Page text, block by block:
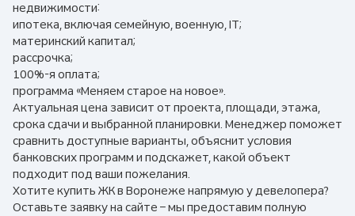
недвижимости:
ипотека, включая семейную, военную, IT;
материнский капитал;
рассрочка;
100%-я оплата;
программа «Меняем старое на новое».
Актуальная цена зависит от проекта, площади, этажа,
срока сдачи и выбранной планировки. Менеджер поможет
сравнить доступные варианты, объяснит условия
банковских программ и подскажет, какой объект
подходит под ваши пожелания.
Хотите купить ЖК в Воронеже напрямую у девелопера?
Оставьте заявку на сайте – мы предоставим полную